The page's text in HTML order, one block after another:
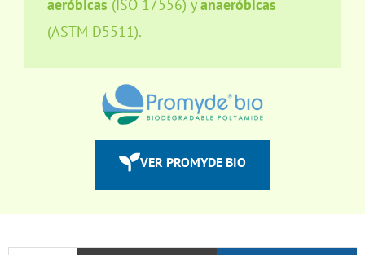
aeróbicas (ISO 17556) yanaeróbicas
(ASTM D5511).
VER PROMYDE BIO